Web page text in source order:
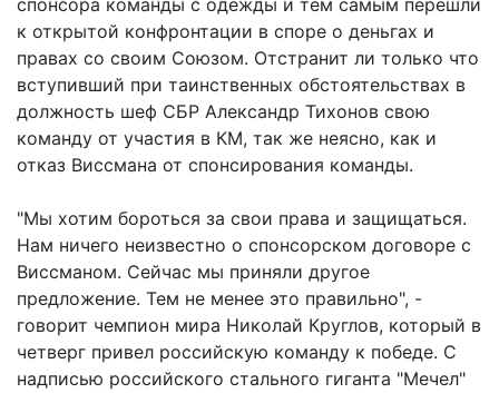
спонсора команды с одежды и тем самым перешли
к открытой конфронтации в споре о деньгах и
правах со своим Союзом. Отстранит ли только что
вступивший при таинственных обстоятельствах в
должность шеф СБР Александр Тихонов свою
команду от участия в КМ, так же неясно, как и
отказ Виссмана от спонсирования команды.
"Мы хотим бороться за свои права и защищаться.
Нам ничего неизвестно о спонсорском договоре с
Виссманом. Сейчас мы приняли другое
предложение. Тем не менее это правильно", -
говорит чемпион мира Николай Круглов, который в
четверг привел российскую команду к победе. С
надписью российского стального гиганта "Мечел"